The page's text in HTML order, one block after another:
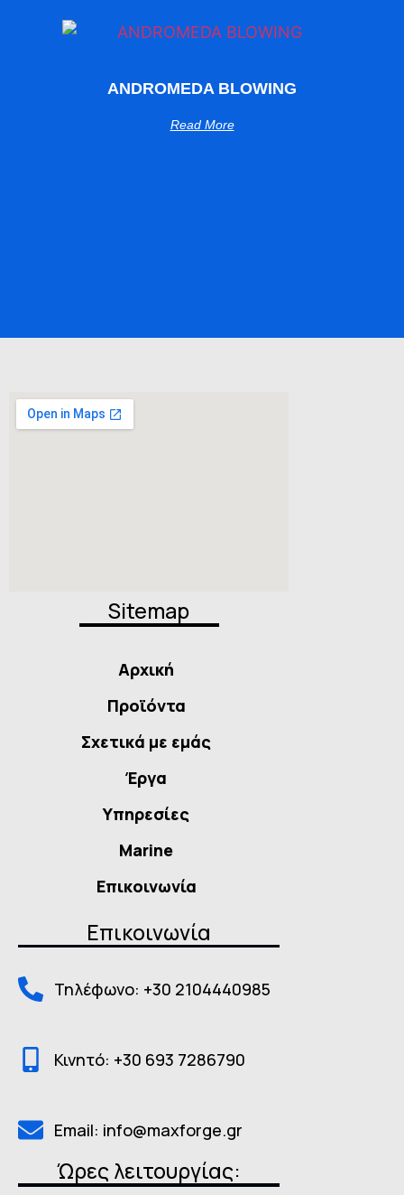
ANDROMEDA BLOWING
Read More
Sitemap
Αρχική
Προϊόντα
Σχετικά με εμάς
Έργα
Υπηρεσίες
Marine
Επικοινωνία
Επικοινωνία
Τηλέφωνο: +30 2104440985
Κινητό: +30 693 7286790
Email: info@maxforge.gr
Ώρες λειτουργίας: